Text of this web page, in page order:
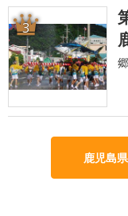
3
鹿児島